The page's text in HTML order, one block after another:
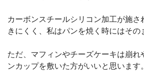
カーボンスチールシリコン加工が施さ
きにくく、私はパンを焼く時にはその
ただ、マフィンやチーズケーキは崩れ
ンカップを敷いた方がいいと思います。